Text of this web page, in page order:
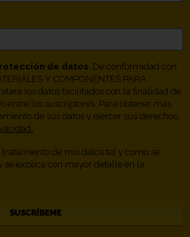
de datos . De conformidad con
Y COMPONENTES PARA
los datos facilitados con la finalidad de
entre los suscriptores. Para obtener más
de sus datos y ejercer sus derechos,
tratamiento de mis datos tal y como se
se explica con mayor detalle en la